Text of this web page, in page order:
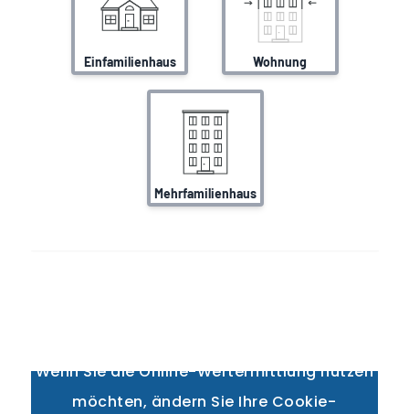
Wenn Sie die Online-Wertermittlung nutzen
möchten, ändern Sie Ihre Cookie-